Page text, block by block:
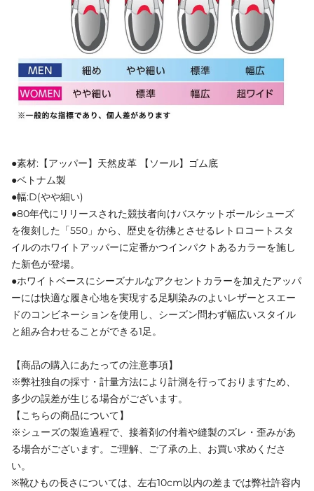
●素材:【アッパー】天然皮革 【ソール】ゴム底
●ベトナム製
●幅:D(やや細い)
●80年代にリリースされた競技者向けバスケットボールシューズ
を復刻した「550」から、歴史を彷彿とさせるレトロコートスタ
イルのホワイトアッパーに定番かつインパクトあるカラーを施し
た新色が登場。
●ホワイトベースにシーズナルなアクセントカラーを加えたアッパ
ーには快適な履き心地を実現する足馴染みのよいレザーとスエー
ドのコンビネーションを使用し、シーズン問わず幅広いスタイル
と組み合わせることができる1足。
【商品の購入にあたっての注意事項】
※弊社独自の採寸・計量方法により計測を行っておりますため、
多少の誤差が生じる場合がございます。
【こちらの商品について】
※シューズの製造過程で、接着剤の付着や縫製のズレ・歪みがあ
る場合がございます。ご理解、ご了承の上、お買い求めくださ
い。
※靴ひもの長さについては、左右10cm以内の差までは弊社許容内